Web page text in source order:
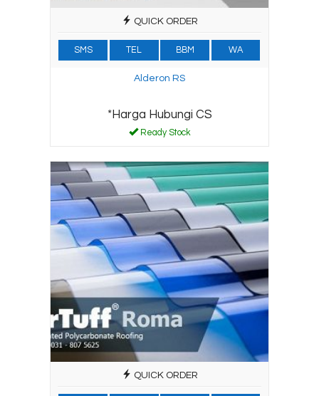
QUICK ORDER
SMS TEL BBM WA
Alderon RS
*Harga Hubungi CS
Ready Stock
QUICK ORDER